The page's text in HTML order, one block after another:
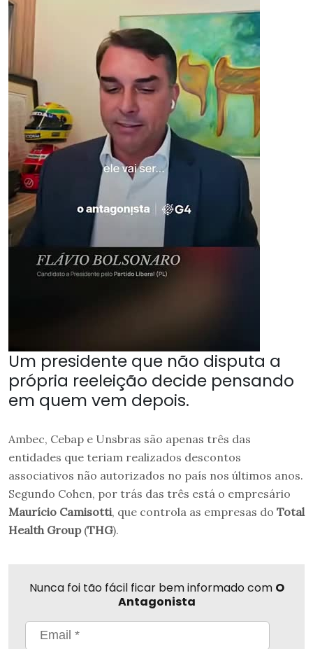
Um presidente que não disputa a
própria reeleição decide pensando
em quem vem depois.
Ambec, Cebap e Unsbras são apenas três das
entidades que teriam realizados descontos
associativos não autorizados no país nos últimos anos.
Segundo Cohen, por trás das três está o empresário
Maurício Camisotti, que controla as empresas do Total
Health Group(THG).
Nunca foi tão fácil ficar bem informado com O
Antagonista